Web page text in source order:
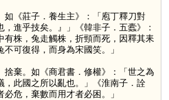
如《莊子．養生主》：「庖丁釋刀對
，進乎技矣。』」《韓非子．五蠹》：
有株，兔走觸株，折頸而死，因釋其耒
可復得，而身為宋國笑。」
捨棄。如《商君書．修權》：「世之為
，此國之所以亂也。」《淮南子．詮
危，棄數而用才者必困。」